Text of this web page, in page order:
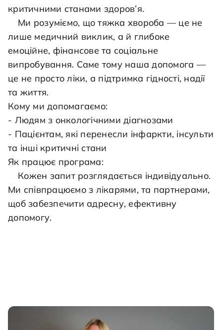
критичними станами здоров’я.
	Ми розуміємо, що тяжка хвороба — це не
лише медичний виклик, а й глибоке
емоційне, фінансове та соціальне
випробування. Саме тому наша допомога —
це не просто ліки, а підтримка гідності, надії
та життя.
Кому ми допомагаємо:
- Людям з онкологічними діагнозами
- Пацієнтам, які перенесли інфаркти, інсульти
та інші критичні стани
Як працює програма:
	Кожен запит розглядається індивідуально.
Ми співпрацюємо з лікарями, та партнерами,
щоб забезпечити адресну, ефективну
допомогу.